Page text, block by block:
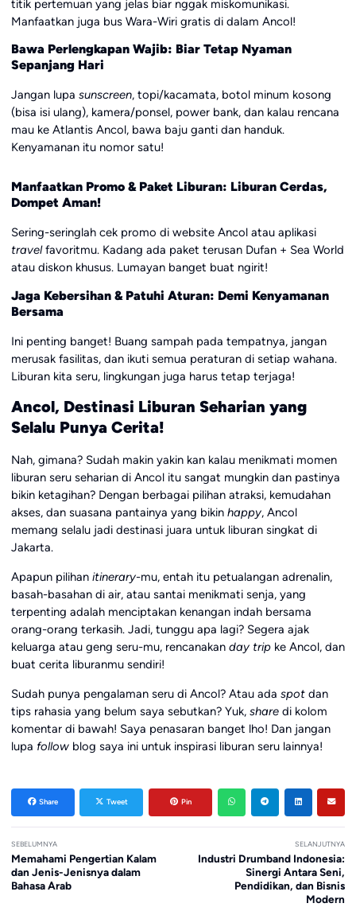
titik pertemuan yang jelas biar nggak miskomunikasi.
Manfaatkan juga bus Wara-Wiri gratis di dalam Ancol!
Bawa Perlengkapan Wajib: Biar Tetap Nyaman
Sepanjang Hari
Jangan lupa sunscreen, topi/kacamata, botol minum kosong
(bisa isi ulang), kamera/ponsel, power bank, dan kalau rencana
mau ke Atlantis Ancol, bawa baju ganti dan handuk.
Kenyamanan itu nomor satu!
Manfaatkan Promo & Paket Liburan: Liburan Cerdas,
Dompet Aman!
Sering-seringlah cek promo di website Ancol atau aplikasi
travelfavoritmu. Kadang ada paket terusan Dufan + Sea World
atau diskon khusus. Lumayan banget buat ngirit!
Jaga Kebersihan & Patuhi Aturan: Demi Kenyamanan
Bersama
Ini penting banget! Buang sampah pada tempatnya, jangan
merusak fasilitas, dan ikuti semua peraturan di setiap wahana.
Liburan kita seru, lingkungan juga harus tetap terjaga!
Ancol, Destinasi Liburan Seharian yang
Selalu Punya Cerita!
Nah, gimana? Sudah makin yakin kan kalau menikmati momen
liburan seru seharian di Ancol itu sangat mungkin dan pastinya
bikin ketagihan? Dengan berbagai pilihan atraksi, kemudahan
akses, dan suasana pantainya yang bikin happy, Ancol
memang selalu jadi destinasi juara untuk liburan singkat di
Jakarta.
Apapun pilihan itinerary-mu, entah itu petualangan adrenalin,
basah-basahan di air, atau santai menikmati senja, yang
terpenting adalah menciptakan kenangan indah bersama
orang-orang terkasih. Jadi, tunggu apa lagi? Segera ajak
keluarga atau geng seru-mu, rencanakan day tripke Ancol, dan
buat cerita liburanmu sendiri!
Sudah punya pengalaman seru di Ancol? Atau ada spotdan
tips rahasia yang belum saya sebutkan? Yuk, sharedi kolom
komentar di bawah! Saya penasaran banget lho! Dan jangan
lupa followblog saya ini untuk inspirasi liburan seru lainnya!
Share Tweet Pin
SEBELUMNYA
Memahami Pengertian Kalam
dan Jenis-Jenisnya dalam
Bahasa Arab
SELANJUTNYA
Industri Drumband Indonesia:
Sinergi Antara Seni,
Pendidikan, dan Bisnis
Modern